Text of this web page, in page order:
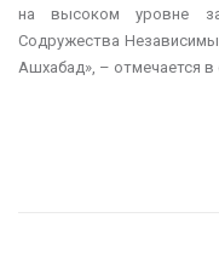
на высоком уровне
Содружества
Ашхабад», – отмечается в